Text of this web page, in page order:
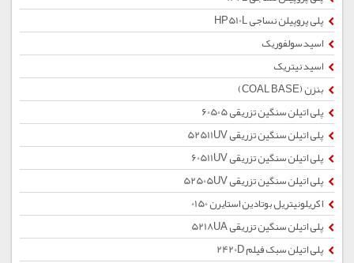
پلی پروپیلن نساجی HP510L
اسید سولفوریک
اسید نیتریک
بنزن (COAL BASE)
پلی اتیلن سنگین تزریقی 60505
پلی اتیلن سنگین تزریقی 52511UV
پلی اتیلن سنگین تزریقی 60511UV
پلی اتیلن سنگین تزریقی 52505UV
اکریلونیتریل بوتادین استایرن 0150
پلی اتیلن سنگین تزریقی 5218UA
پلی اتیلن سبک فیلم 2420D